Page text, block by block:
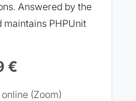
Answered by the
maintains PHPUnit
€
online (Zoom)